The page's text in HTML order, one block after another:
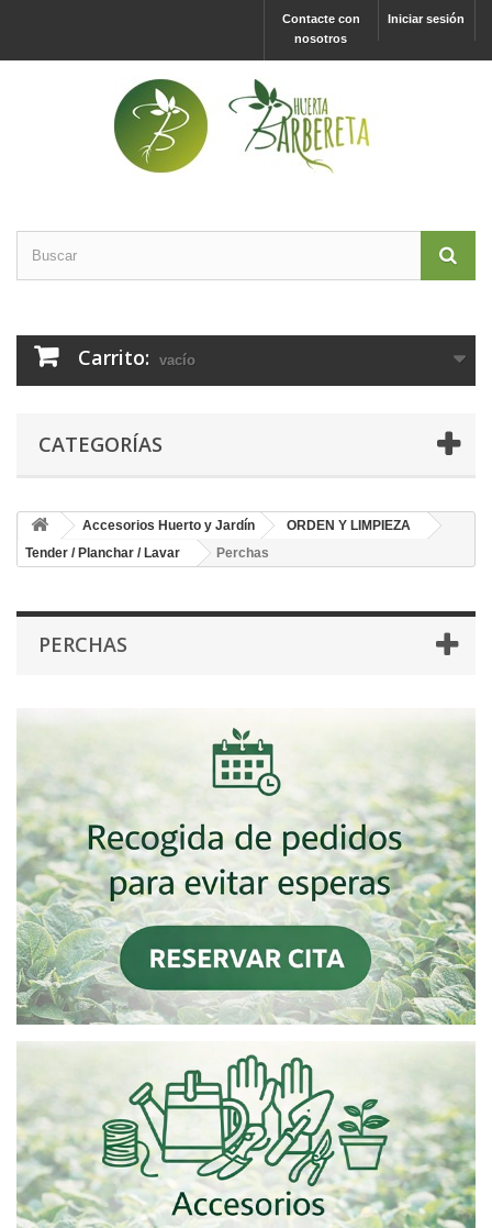
Iniciar sesión
Contacte con
nosotros
Carrito: vacío
CATEGORÍAS
Accesorios Huerto y Jardín
ORDEN Y LIMPIEZA
Tender / Planchar / Lavar
Perchas
PERCHAS